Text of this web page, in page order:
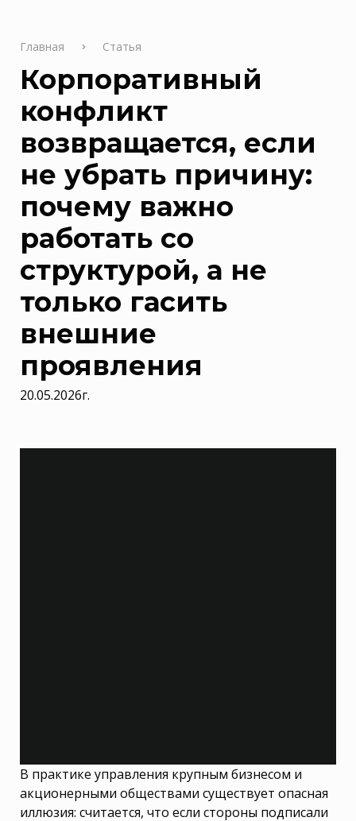
Корпоративный
конфликт
возвращается, если
не убрать причину:
почему важно
работать со
структурой, а не
только гасить
внешние
проявления
20.05.2026г.
В практике управления крупным бизнесом и
акционерными обществами существует опасная
иллюзия: считается, что если стороны подписали
Главная Статья